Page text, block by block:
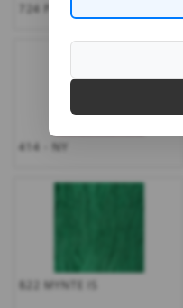
724 PETROL-GRÅ,
414 - NY
822 MYNTE IS